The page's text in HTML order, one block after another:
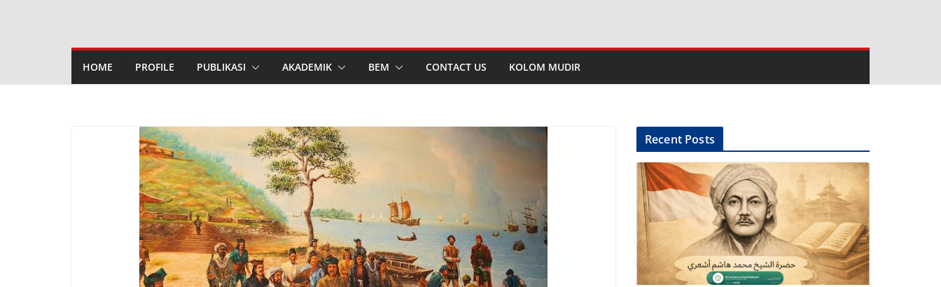
HOME PROFILE PUBLIKASI AKADEMIK BEM CONTACT US KOLOM MUDIR
Recent Posts